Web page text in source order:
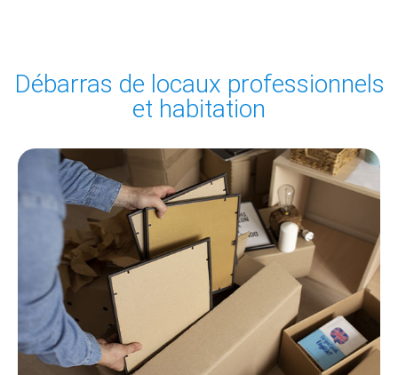
Débarras de locaux professionnels
et habitation